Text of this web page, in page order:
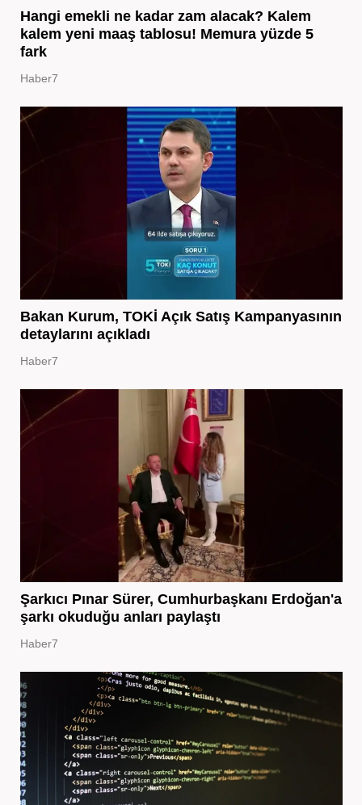
Hangi emekli ne kadar zam alacak? Kalem
kalem yeni maaş tablosu! Memura yüzde 5
fark
Haber7
Bakan Kurum, TOKİ Açık Satış Kampanyasının
detaylarını açıkladı
Haber7
Şarkıcı Pınar Sürer, Cumhurbaşkanı Erdoğan'a
şarkı okuduğu anları paylaştı
Haber7